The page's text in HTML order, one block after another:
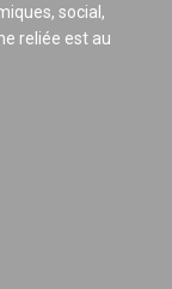
social,
reliée est au